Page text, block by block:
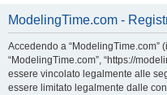
ModelingTime.com -
Accedendo a “ModelingTime.com”
“ModelingTime.com”, “https://
essere vincolato legalmente alle
essere limitato legalmente dalle